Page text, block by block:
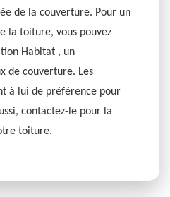
de la couverture. Pour un
la toiture, vous pouvez
Habitat , un
de couverture. Les
à lui de préférence pour
contactez-le pour la
toiture.